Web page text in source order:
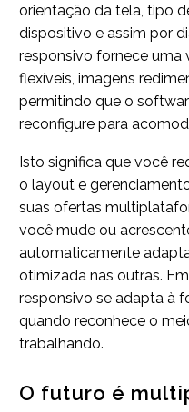
orientação da tela, tipo
dispositivo e assim por
responsivo fornece uma
flexíveis, imagens
permitindo que o
reconfigure para
Isto significa que você
o layout e
suas ofertas
você mude ou
automaticamente
otimizada nas outras.
responsivo se adapta à
quando reconhece o
trabalhando.
O futuro é